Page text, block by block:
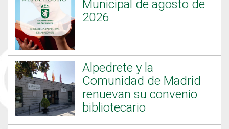
Municipal de agosto de
2026
Alpedrete y la
Comunidad de Madrid
renuevan su convenio
bibliotecario